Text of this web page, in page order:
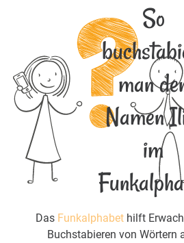
So
man
Namen
im
Das Funkalphabet hilft
Buchstabieren von Wörtern